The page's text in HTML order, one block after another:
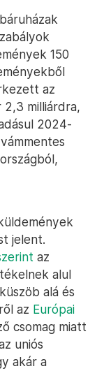
150
az
2,3 milliárdra,
2024-
jelent.
az
alul
alá és
az Európai
csomag miatt
uniós
akár a